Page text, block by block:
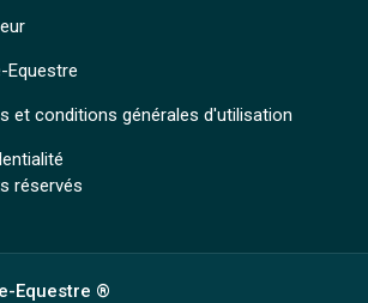
et conditions générales d'utilisation
réservés
Equestre
Equestre ®